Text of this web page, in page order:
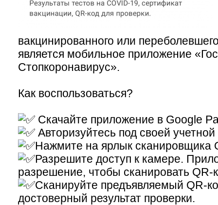
вакцинированного или
является мобильное приложение
Стопкоронавирус».
Как воспользоваться?
Скачайте приложение в Google
Авторизуйтесь под своей
Нажмите на ярлык сканировщика
Разрешите доступ к камере.
разрешение, чтобы сканировать QR-
Сканируйте предъявляемый QR-
достоверный результат проверки.